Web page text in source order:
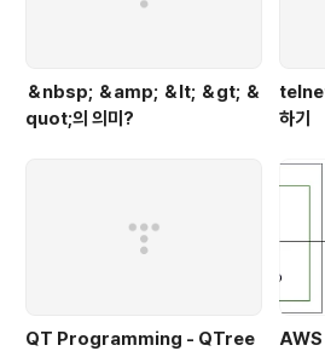
＆nbsp; ＆amp; ＆lt; ＆gt; ＆
quot;의 의미?
telnet
하기
QT Programming - QTree